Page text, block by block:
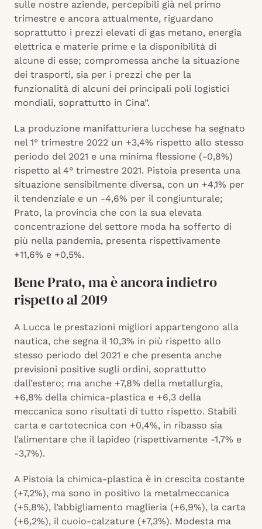
sulle nostre aziende, percepibili già nel primo
trimestre e ancora attualmente, riguardano
soprattutto i prezzi elevati di gas metano, energia
elettrica e materie prime e la disponibilità di
alcune di esse; compromessa anche la situazione
dei trasporti, sia per i prezzi che per la
funzionalità di alcuni dei principali poli logistici
mondiali, soprattutto in Cina”.
La produzione manifatturiera lucchese ha segnato
nel 1° trimestre 2022 un +3,4% rispetto allo stesso
periodo del 2021 e una minima flessione (-0,8%)
rispetto al 4° trimestre 2021. Pistoia presenta una
situazione sensibilmente diversa, con un +4,1% per
il tendenziale e un -4,6% per il congiunturale;
Prato, la provincia che con la sua elevata
concentrazione del settore moda ha sofferto di
più nella pandemia, presenta rispettivamente
+11,6% e +0,5%.
Bene Prato, ma è ancora indietro
rispetto al 2019
A Lucca le prestazioni migliori appartengono alla
nautica, che segna il 10,3% in più rispetto allo
stesso periodo del 2021 e che presenta anche
previsioni positive sugli ordini, soprattutto
dall’estero; ma anche +7,8% della metallurgia,
+6,8% della chimica-plastica e +6,3 della
meccanica sono risultati di tutto rispetto. Stabili
carta e cartotecnica con +0,4%, in ribasso sia
l’alimentare che il lapideo (rispettivamente -1,7% e
-3,7%).
A Pistoia la chimica-plastica è in crescita costante
(+7,2%), ma sono in positivo la metalmeccanica
(+5,8%), l’abbigliamento maglieria (+6,9%), la carta
(+6,2%), il cuoio-calzature (+7,3%). Modesta ma